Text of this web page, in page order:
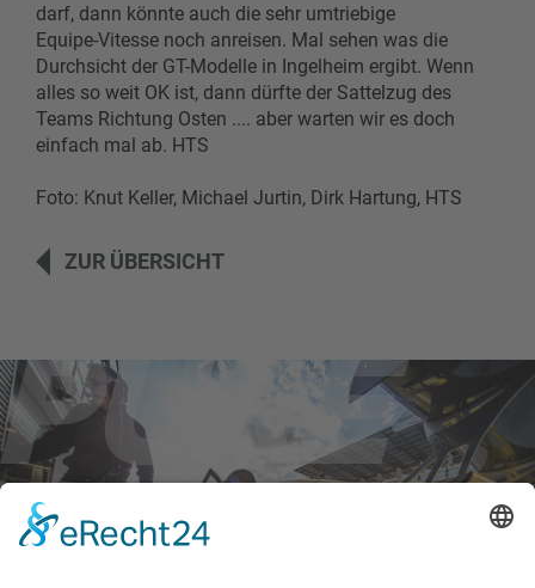
darf, dann könnte auch die sehr umtriebige
Equipe-Vitesse noch anreisen. Mal sehen was die
Durchsicht der GT-Modelle in Ingelheim ergibt. Wenn
alles so weit OK ist, dann dürfte der Sattelzug des
Teams Richtung Osten .... aber warten wir es doch
einfach mal ab. HTS
Foto: Knut Keller, Michael Jurtin, Dirk Hartung, HTS
ZUR ÜBERSICHT